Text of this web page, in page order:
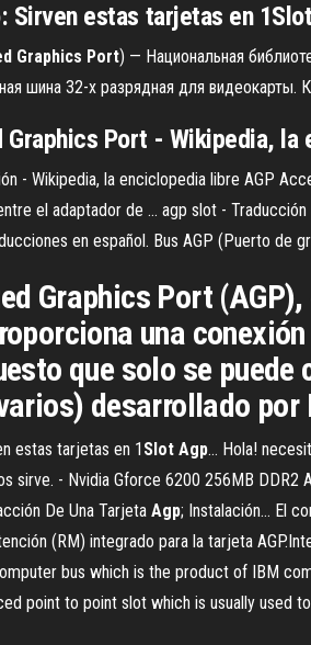
Sirven estas tarjetas en 1Slot
Graphics Port) — Национальная
шина 32-х разрядная для
Port - Wikipedia, la
- Wikipedia, la enciclopedia libre AGP
el adaptador de ... agp slot -
en español. Bus AGP (Puerto de
Graphics Port
una
que solo se
desarrollado
estas tarjetas en 1Slot Agp… Hola!
sirve. - Nvidia Gforce 6200 256MB
De Una Tarjeta Agp; Instalación… El
(RM) integrado para la tarjeta
bus which is the product of IBM
point to point slot which is usually used